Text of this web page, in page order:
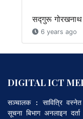
सद्गुरू गोरखनाथ
6 years ago
DIGITAL ICT
सञ्चालक : सावित्रि वस्नेत
सूचना बिभाग अनलाइन